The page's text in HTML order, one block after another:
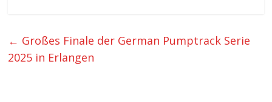
← Großes Finale der German Pumptrack Serie
2025 in Erlangen